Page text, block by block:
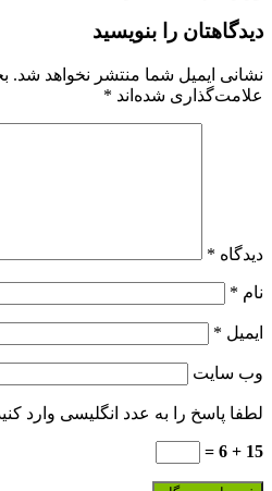
دیدگاهتان را بنویسید
نشانی ایمیل شما منتشر نخواهد شد.
علامت‌گذاری شده‌اند *
دیدگاه *
نام *
ایمیل *
وب‌ سایت
لطفا پاسخ را به عدد انگلیسی وارد
15 + 6 =